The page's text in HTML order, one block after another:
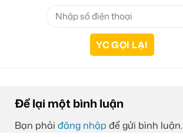
Để lại một bình luận
Bạn phải đăng nhập để gửi bình luận.